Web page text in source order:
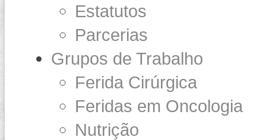
Estatutos
Parcerias
Grupos de Trabalho
Ferida Cirúrgica
Feridas em Oncologia
Nutrição